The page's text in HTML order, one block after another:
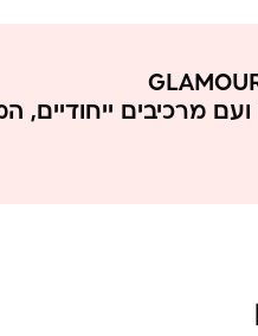
מרכיבים ייחודיים,